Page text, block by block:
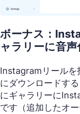
ボーナス：
ャラリーに音
Instagramリールを
にダウンロードす
にギャラリーに
です（追加したオ